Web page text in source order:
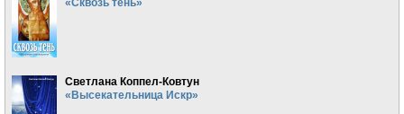
Светлана Коппел-Ковтун
«Высекательница Искр»